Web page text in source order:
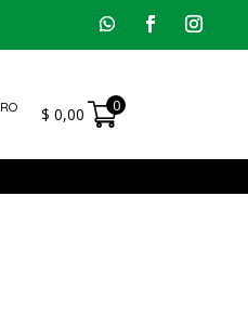
$ 0,00 0